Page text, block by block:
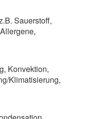
Sauerstoff,
Konvektion,
Klimatisierung,